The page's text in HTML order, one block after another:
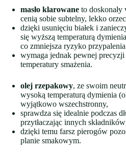
masło klarowane to
cenią sobie subtelny, lekko
dzięki usunięciu białek i
się wyższą temperaturą
co zmniejsza ryzyko
wymaga jednak pewnej
temperatury smażenia.
olej rzepakowy, ze swoim
wysoką temperaturą dymienia
wyjątkowo wszechstronny,
sprawdza się idealnie podczas
przytłaczając innych
dzięki temu farsz pierogów
planie smakowym.